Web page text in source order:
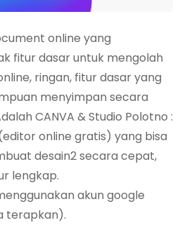
online yang
fitur dasar untuk mengolah
ringan, fitur dasar yang
menyimpan secara
CANVA & Studio Polotno :
online gratis) yang bisa
desain2 secara cepat,
lengkap.
akun google
terapkan).